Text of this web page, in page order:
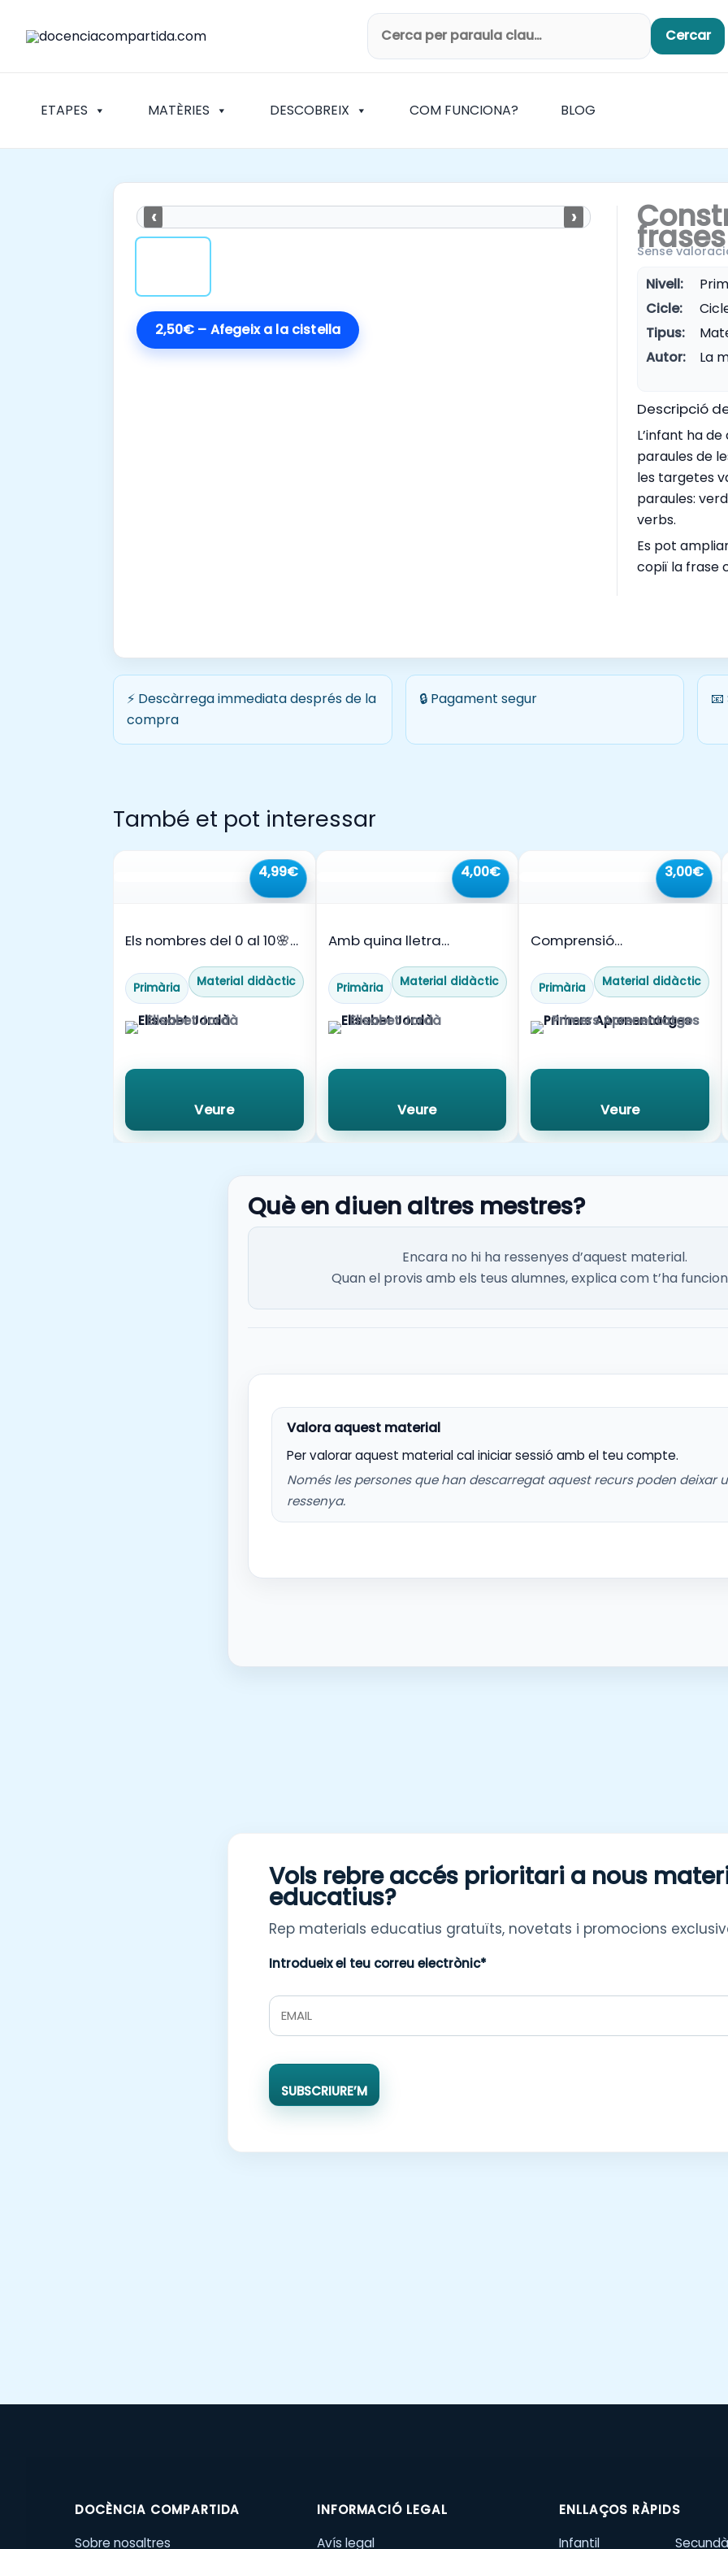
Cerca productes
Cercar
ETAPES MATÈRIES DESCOBREIX COM FUNCIONA? BLOG
‹ ›
2,50€ – Afegeix a la cistella
frases
Sense
Nivell:
Cicle:
Tipus:
Autor:
La
Descripció
L’infant ha
paraules de
les targetes
paraules:
verbs.
Es pot
copiï la frase
⚡ Descàrrega immediata després de la
compra
🔒 Pagament segur
També et pot interessar
4,99€
Els nombres del 0 al 10🌸
Primària Material didàctic
Elisabet Jordà
Veure
4,00€
Amb quina lletra
Primària Material didàctic
Elisabet Jordà
Veure
3,00€
Comprensió
Llegeixo, dibuixo i pinto.
Primària Material didàctic
Primers Aprenentatges
Veure
Què en diuen altres mestres?
Encara no hi ha ressenyes d’aquest material.
Quan el provis amb els teus alumnes, explica com t’ha
Per valorar aquest material cal iniciar sessió amb el teu compte.
Només les persones que han descarregat aquest recurs poden deixar
ressenya.
Vols rebre accés prioritari a nous
educatius?
Rep materials educatius gratuïts, novetats i promocions
Introdueix el teu correu electrònic*
SUBSCRIURE’M
DOCÈNCIA COMPARTIDA
Sobre nosaltres
INFORMACIÓ LEGAL
Avís legal
ENLLAÇOS RÀPIDS
Infantil